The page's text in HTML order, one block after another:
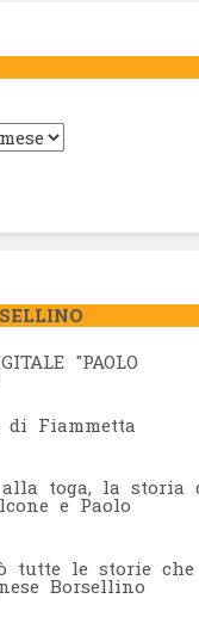
"PAOLO
Fiammetta
toga, la storia
e Paolo
tutte le storie che
Borsellino